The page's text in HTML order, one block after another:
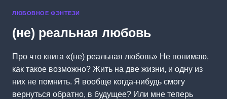
ЛЮБОВНОЕ ФЭНТЕЗИ
(не) реальная любовь
Про что книга «(не) реальная любовь» Не понимаю,
как такое возможно? Жить на две жизни, и одну из
них не помнить. Я вообще когда-нибудь смогу
вернуться обратно, в будущее? Или мне теперь